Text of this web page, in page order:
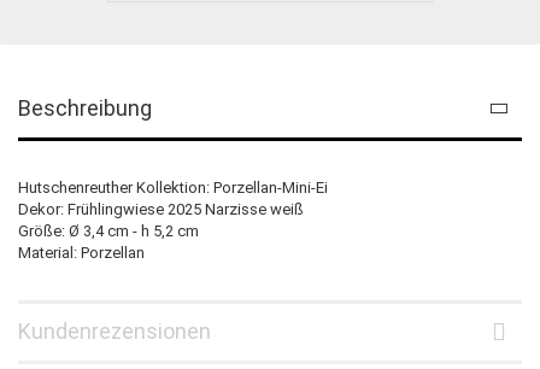
Beschreibung
Hutschenreuther Kollektion: Porzellan-Mini-Ei
Dekor: Frühlingwiese 2025 Narzisse weiß
Größe: Ø 3,4 cm - h 5,2 cm
Material: Porzellan
Kundenrezensionen